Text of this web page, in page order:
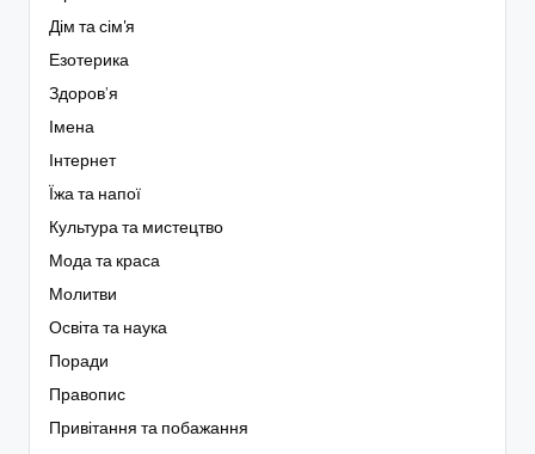
Дім та сім'я
Езотерика
Здоров’я
Імена
Інтернет
Їжа та напої
Культура та мистецтво
Мода та краса
Молитви
Освіта та наука
Поради
Правопис
Привітання та побажання